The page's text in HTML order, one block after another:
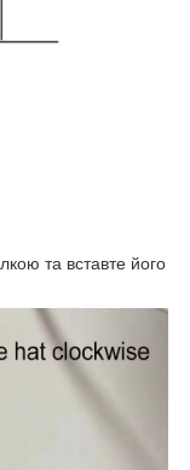
та вставте його